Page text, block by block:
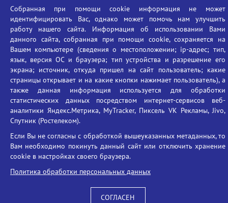
БГУ против наркотиков
Брянский государственный университет
имени академика И.Г. Петровского
Время работы: пн-пт 09:00-18:00
E-mail: bryanskgu@mail.ru
Телефон: +7(4832)58-90-85
Вход
Собранная при помощи cookie информация не может
идентифицировать Вас, однако может помочь нам улучшить
работу нашего сайта. Информация об использовании Вами
данного сайта, собранная при помощи cookie, сохраняется на
Вашем компьютере (сведения о местоположении; ip-адрес; тип,
язык, версия ОС и браузера; тип устройства и разрешение его
экрана; источник, откуда пришел на сайт пользователь; какие
страницы открывает и на какие кнопки нажимает пользователь), а
также данная информация используется для обработки
статистических данных посредством интернет-сервисов веб-
аналитики Яндекс.Метрика, MyTracker, Пиксель VK Рекламы, Jivo,
Спутник (Ростелеком).
Если Вы не согласны с обработкой вышеуказанных метаданных, то
Вам необходимо покинуть данный сайт или отключить хранение
cookie в настройках своего браузера.
Политика обработки персональных данных
СОГЛАСЕН